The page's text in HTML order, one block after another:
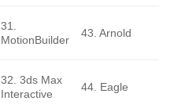
31.
MotionBuilder
43. Arnold
32. 3ds Max
Interactive
44. Eagle